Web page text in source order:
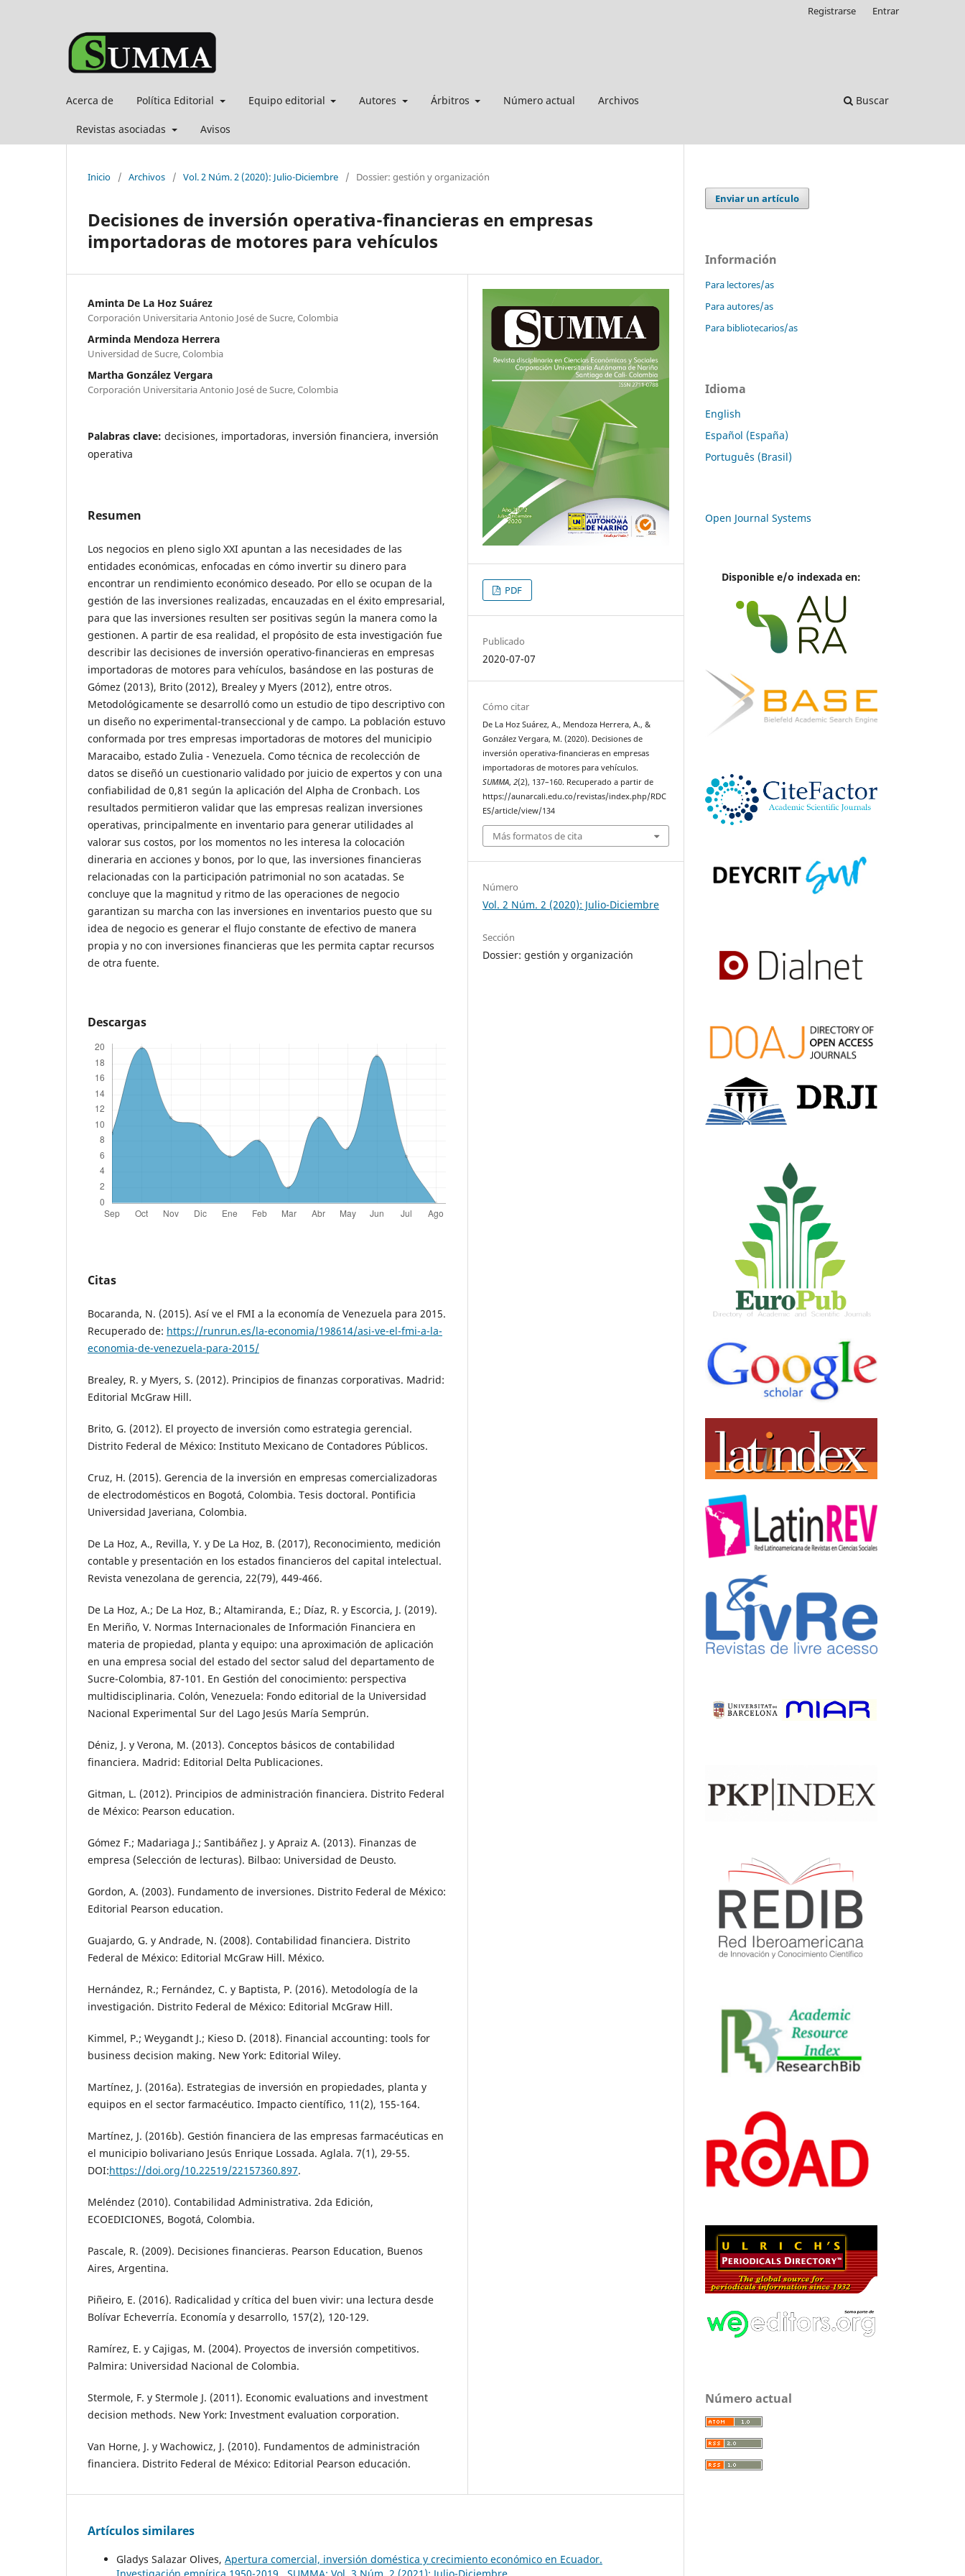
Acerca de Política Editorial Equipo editorial Autores Árbitros Número actual Archivos
Revistas asociadas Avisos
Buscar
Registrarse Entrar
Inicio / Archivos / Vol. 2 Núm. 2 (2020): Julio-Diciembre / Dossier: gestión y organización
Decisiones de inversión operativa-financieras en empresas
importadoras de motores para vehículos
Aminta De La Hoz Suárez
Corporación Universitaria Antonio José de Sucre, Colombia
Arminda Mendoza Herrera
Universidad de Sucre, Colombia
Martha González Vergara
Corporación Universitaria Antonio José de Sucre, Colombia
Palabras clave: decisiones, importadoras, inversión financiera, inversión
operativa
Resumen
Los negocios en pleno siglo XXI apuntan a las necesidades de las
entidades económicas, enfocadas en cómo invertir su dinero para
encontrar un rendimiento económico deseado. Por ello se ocupan de la
gestión de las inversiones realizadas, encauzadas en el éxito empresarial,
para que las inversiones resulten ser positivas según la manera como la
gestionen. A partir de esa realidad, el propósito de esta investigación fue
describir las decisiones de inversión operativo-financieras en empresas
importadoras de motores para vehículos, basándose en las posturas de
Gómez (2013), Brito (2012), Brealey y Myers (2012), entre otros.
Metodológicamente se desarrolló como un estudio de tipo descriptivo con
un diseño no experimental-transeccional y de campo. La población estuvo
conformada por tres empresas importadoras de motores del municipio
Maracaibo, estado Zulia - Venezuela. Como técnica de recolección de
datos se diseñó un cuestionario validado por juicio de expertos y con una
confiabilidad de 0,81 según la aplicación del Alpha de Cronbach. Los
resultados permitieron validar que las empresas realizan inversiones
operativas, principalmente en inventario para generar utilidades al
valorar sus costos, por los momentos no les interesa la colocación
dineraria en acciones y bonos, por lo que, las inversiones financieras
relacionadas con la participación patrimonial no son acatadas. Se
concluye que la magnitud y ritmo de las operaciones de negocio
garantizan su marcha con las inversiones en inventarios puesto que su
idea de negocio es generar el flujo constante de efectivo de manera
propia y no con inversiones financieras que les permita captar recursos
de otra fuente.
Descargas
Citas
Bocaranda, N. (2015). Así ve el FMI a la economía de Venezuela para 2015.
Recuperado de: https://runrun.es/la-economia/198614/asi-ve-el-fmi-a-la-
economia-de-venezuela-para-2015/
Brealey, R. y Myers, S. (2012). Principios de finanzas corporativas. Madrid:
Editorial McGraw Hill.
Brito, G. (2012). El proyecto de inversión como estrategia gerencial.
Distrito Federal de México: Instituto Mexicano de Contadores Públicos.
Cruz, H. (2015). Gerencia de la inversión en empresas comercializadoras
de electrodomésticos en Bogotá, Colombia. Tesis doctoral. Pontificia
Universidad Javeriana, Colombia.
De La Hoz, A., Revilla, Y. y De La Hoz, B. (2017), Reconocimiento, medición
contable y presentación en los estados financieros del capital intelectual.
Revista venezolana de gerencia, 22(79), 449-466.
De La Hoz, A.; De La Hoz, B.; Altamiranda, E.; Díaz, R. y Escorcia, J. (2019).
En Meriño, V. Normas Internacionales de Información Financiera en
materia de propiedad, planta y equipo: una aproximación de aplicación
en una empresa social del estado del sector salud del departamento de
Sucre-Colombia, 87-101. En Gestión del conocimiento: perspectiva
multidisciplinaria. Colón, Venezuela: Fondo editorial de la Universidad
Nacional Experimental Sur del Lago Jesús María Semprún.
Déniz, J. y Verona, M. (2013). Conceptos básicos de contabilidad
financiera. Madrid: Editorial Delta Publicaciones.
Gitman, L. (2012). Principios de administración financiera. Distrito Federal
de México: Pearson education.
Gómez F.; Madariaga J.; Santibáñez J. y Apraiz A. (2013). Finanzas de
empresa (Selección de lecturas). Bilbao: Universidad de Deusto.
Gordon, A. (2003). Fundamento de inversiones. Distrito Federal de México:
Editorial Pearson education.
Guajardo, G. y Andrade, N. (2008). Contabilidad financiera. Distrito
Federal de México: Editorial McGraw Hill. México.
Hernández, R.; Fernández, C. y Baptista, P. (2016). Metodología de la
investigación. Distrito Federal de México: Editorial McGraw Hill.
Kimmel, P.; Weygandt J.; Kieso D. (2018). Financial accounting: tools for
business decision making. New York: Editorial Wiley.
Martínez, J. (2016a). Estrategias de inversión en propiedades, planta y
equipos en el sector farmacéutico. Impacto científico, 11(2), 155-164.
Martínez, J. (2016b). Gestión financiera de las empresas farmacéuticas en
el municipio bolivariano Jesús Enrique Lossada. Aglala. 7(1), 29-55.
DOI:https://doi.org/10.22519/22157360.897.
Meléndez (2010). Contabilidad Administrativa. 2da Edición,
ECOEDICIONES, Bogotá, Colombia.
Pascale, R. (2009). Decisiones financieras. Pearson Education, Buenos
Aires, Argentina.
Piñeiro, E. (2016). Radicalidad y crítica del buen vivir: una lectura desde
Bolívar Echeverría. Economía y desarrollo, 157(2), 120-129.
Ramírez, E. y Cajigas, M. (2004). Proyectos de inversión competitivos.
Palmira: Universidad Nacional de Colombia.
Stermole, F. y Stermole J. (2011). Economic evaluations and investment
decision methods. New York: Investment evaluation corporation.
Van Horne, J. y Wachowicz, J. (2010). Fundamentos de administración
financiera. Distrito Federal de México: Editorial Pearson educación.
PDF
Publicado
2020-07-07
Cómo citar
De La Hoz Suárez, A., Mendoza Herrera, A., &
González Vergara, M. (2020). Decisiones de
inversión operativa-financieras en empresas
importadoras de motores para vehículos.
SUMMA,2(2), 137–160. Recuperado a partir de
https://aunarcali.edu.co/revistas/index.php/RDC
ES/article/view/134
Más formatos de cita
Número
Vol. 2 Núm. 2 (2020): Julio-Diciembre
Sección
Dossier: gestión y organización
Artículos similares
Gladys Salazar Olives, Apertura comercial, inversión doméstica y crecimiento económico en Ecuador.
Enviar un artículo
Información
Para lectores/as
Para autores/as
Para bibliotecarios/as
Idioma
English
Español (España)
Português (Brasil)
Open Journal Systems
Disponible e/o indexada en:
Número actual